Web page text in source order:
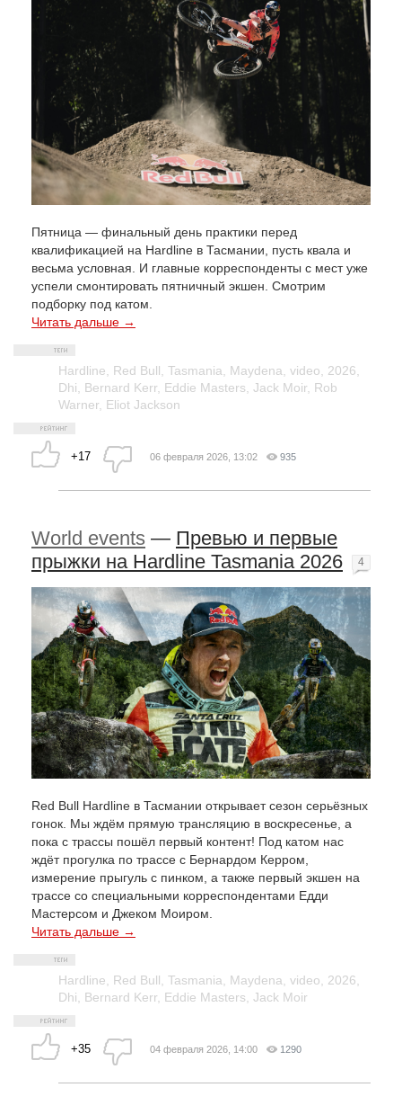
Пятница — финальный день практики перед
квалификацией на Hardline в Тасмании, пусть квала и
весьма условная. И главные корреспонденты с мест уже
успели смонтировать пятничный экшен. Смотрим
подборку под катом.
Читать дальше →
Hardline Red Bull Tasmania Maydena video 2026
Dhi
Bernard Kerr Eddie Masters Jack Moir Rob
Warner Eliot Jackson
+17 06 февраля 2026, 13:02 935
World events — Превью и первые
прыжки на Hardline Tasmania 2026
Red Bull Hardline в Тасмании открывает сезон серьёзных
гонок. Мы ждём прямую трансляцию в воскресенье, а
пока с трассы пошёл первый контент! Под катом нас
ждёт прогулка по трассе с Бернардом Керром,
измерение прыгуль с пинком, а также первый экшен на
трассе со специальными корреспондентами Едди
Мастерсом и Джеком Моиром.
Читать дальше →
Hardline Red Bull Tasmania Maydena video 2026
Dhi
Bernard Kerr Eddie Masters Jack Moir
+35
4
04 февраля 2026, 14:00 1290